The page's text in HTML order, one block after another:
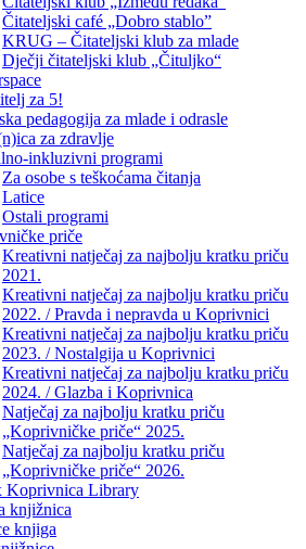
Čitateljski café „Dobro stablo”
KRUG – Čitateljski klub za mlade
Dječji čitateljski klub „Čituljko“
za 5!
pedagogija za mlade i odrasle
za zdravlje
inkluzivni programi
Za osobe s teškoćama čitanja
Latice
Ostali programi
priče
Kreativni natječaj za najbolju kratku priču
2021.
Kreativni natječaj za najbolju kratku priču
2022. / Pravda i nepravda u Koprivnici
Kreativni natječaj za najbolju kratku priču
2023. / Nostalgija u Koprivnici
Kreativni natječaj za najbolju kratku priču
2024. / Glazba i Koprivnica
Natječaj za najbolju kratku priču
„Koprivničke priče“ 2025.
Natječaj za najbolju kratku priču
„Koprivničke priče“ 2026.
Koprivnica Library
knjižnica
knjiga